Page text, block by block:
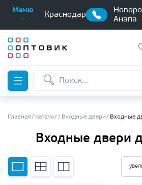
Меню
Краснодар
Анапа
Главная Каталог Входные двери Входные
Входные двери